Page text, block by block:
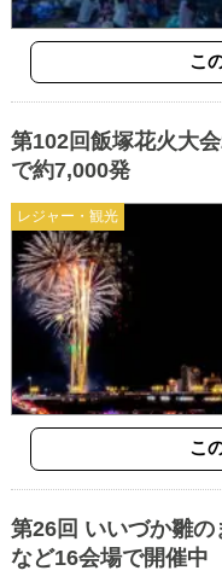
こ
レジャー・観光
第102回飯塚花火大
で約7,000発
こ
第26回 いいづか雛
など16会場で開催中